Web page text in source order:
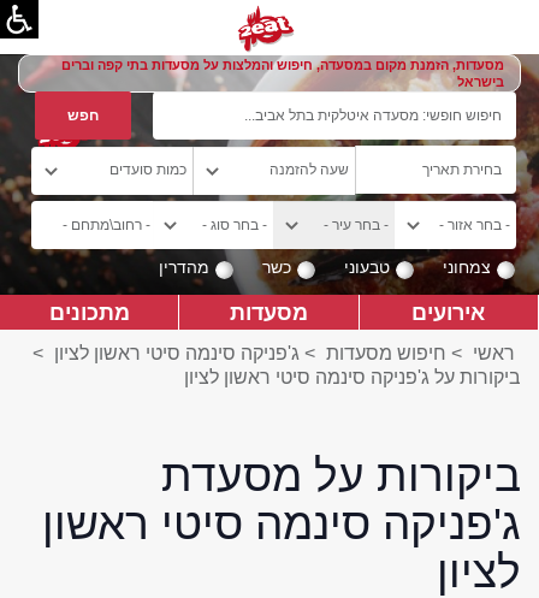
מסעדות, הזמנת מקום במסעדה, חיפוש והמלצות על מסעדות בתי קפה וברים
בישראל
צמחוני טבעוני כשר מהדרין
אירועים מסעדות מתכונים
ראשי > חיפוש מסעדות > ג'פניקה סינמה סיטי ראשון לציון >
ביקורות על ג'פניקה סינמה סיטי ראשון לציון
ביקורות על מסעדת
ג'פניקה סינמה סיטי ראשון
לציון